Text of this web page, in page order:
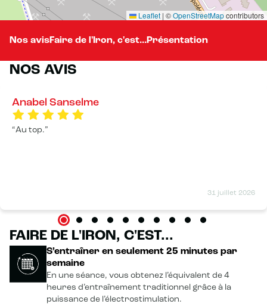
Leaflet | ©OpenStreetMapcontributors
Nos avisFaire de l'Iron, c'est...Présentation
NOS AVIS
Anabel Sanselme
31 juillet 2026
Au top.
FAIRE DE L'IRON, C'EST...
S’entraîner en seulement 25 minutes par
semaine
En une séance, vous obtenez l’équivalent de 4
heures d’entraînement traditionnel grâce à la
puissance de l’électrostimulation.